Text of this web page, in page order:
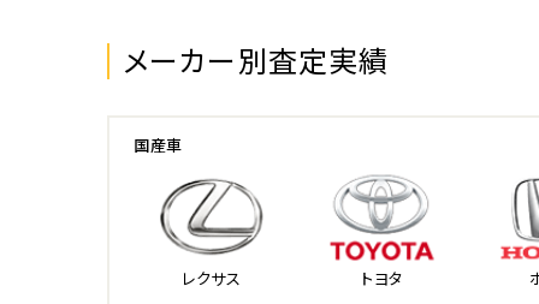
メーカー別査定実績
国産車
レクサス トヨタ